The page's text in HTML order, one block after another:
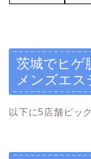
茨城でヒゲ
メンズエス
以下に5店舗ピッ